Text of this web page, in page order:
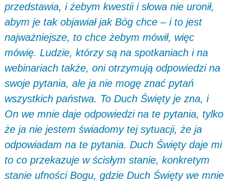
przedstawia, i żebym kwestii i słowa nie uronił,
abym je tak objawiał jak Bóg chce – i to jest
najważniejsze, to chce żebym mówił, więc
mówię. Ludzie, którzy są na spotkaniach i na
webinariach także, oni otrzymują odpowiedzi na
swoje pytania, ale ja nie mogę znać pytań
wszystkich państwa. To Duch Święty je zna, i
On we mnie daje odpowiedzi na te pytania, tylko
że ja nie jestem świadomy tej sytuacji, że ja
odpowiadam na te pytania. Duch Święty daje mi
to co przekazuje w ścisłym stanie, konkretym
stanie ufności Bogu, gdzie Duch Święty we mnie